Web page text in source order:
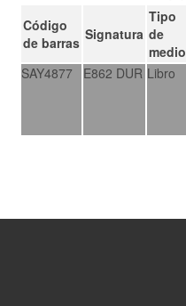
Código
de barras Signatura
Tipo
de
medio
SAY4877 E862 DUR Libro